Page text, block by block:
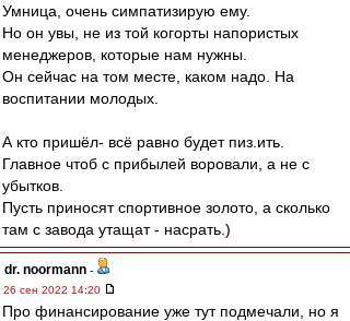
Умница, очень симпатизирую ему.
Но он увы, не из той когорты напористых
менеджеров, которые нам нужны.
Он сейчас на том месте, каком надо. На
воспитании молодых.
А кто пришёл- всё равно будет пиз.ить.
Главное чтоб с прибылей воровали, а не с
убытков.
Пусть приносят спортивное золото, а сколько
там с завода утащат - насрать.)
dr. noormann -
26 сен 2022 14:20
Про финансирование уже тут подмечали, но я